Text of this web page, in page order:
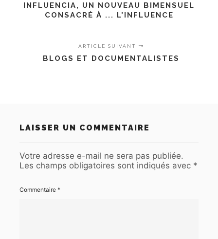
INFLUENCIA, UN NOUVEAU BIMENSUEL
CONSACRÉ À ... L'INFLUENCE
ARTICLE SUIVANT
BLOGS ET DOCUMENTALISTES
LAISSER UN COMMENTAIRE
Votre adresse e-mail ne sera pas publiée.
Les champs obligatoires sont indiqués avec *
Commentaire *